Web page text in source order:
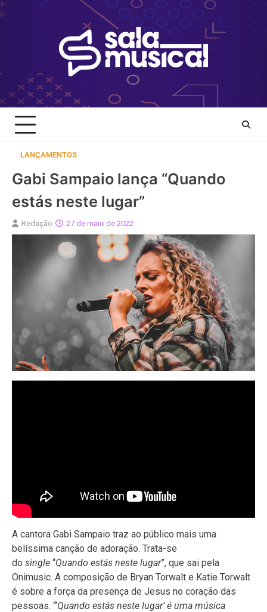
Skip
to
LANÇAMENTOS
Gabi Sampaio lança “Quando
estás neste lugar”
Redação 27 de maio de 2022
A cantora Gabi Sampaio traz ao público mais uma
belíssima canção de adoração. Trata-se
do single “Quando estás neste lugar”, que sai pela
Onimusic. A composição de Bryan Torwalt e Katie Torwalt
é sobre a força da presença de Jesus no coração das
pessoas. “‘Quando estás neste lugar’ é uma música